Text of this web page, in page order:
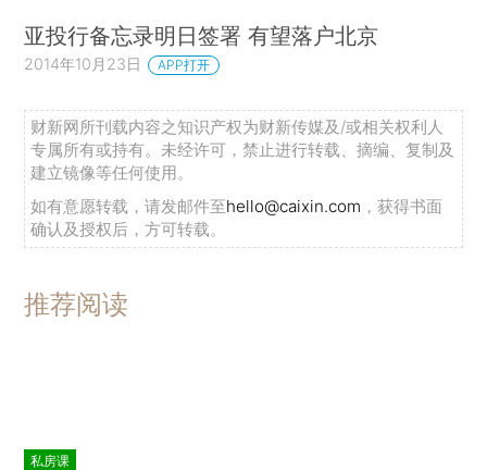
亚投行备忘录明日签署 有望落户北京
2014年10月23日 APP打开
财新网所刊载内容之知识产权为财新传媒及/或相关权利人
专属所有或持有。未经许可，禁止进行转载、摘编、复制及
建立镜像等任何使用。
如有意愿转载，请发邮件至hello@caixin.com ，获得书面
确认及授权后，方可转载。
推荐阅读
私房课